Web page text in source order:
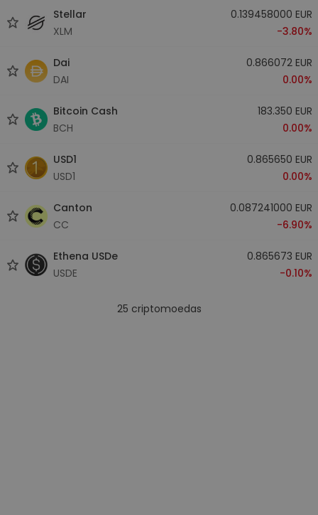
Stellar
XLM
0.139458000 EUR
-3.80%
Dai
DAI
0.866072 EUR
0.00%
Bitcoin Cash
BCH
183.350 EUR
0.00%
USD1
USD1
0.865650 EUR
0.00%
Canton
CC
0.087241000 EUR
-6.90%
Ethena USDe
USDE
0.865673 EUR
-0.10%
25 criptomoedas